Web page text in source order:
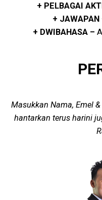
+ PELBAGAI
+ JAWAPAN
+ DWIBAHASA –
Masukkan Nama, Emel
hantarkan terus harini